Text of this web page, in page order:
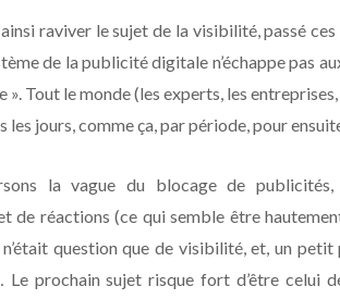
raviver le sujet de la visibilité, passé
de la publicité digitale n’échappe pas
». Tout le monde (les experts, les
jours, comme ça, par période, pour
la vague du blocage de
de réactions (ce qui semble être
question que de visibilité, et, un
Le prochain sujet risque fort d’être celui